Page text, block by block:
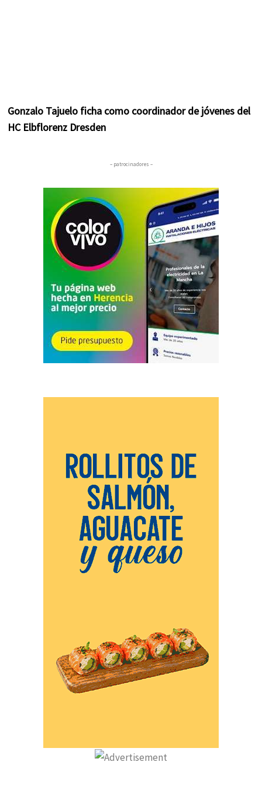
Gonzalo Tajuelo ficha como coordinador de jóvenes del
HC Elbflorenz Dresden
– patrocinadores –